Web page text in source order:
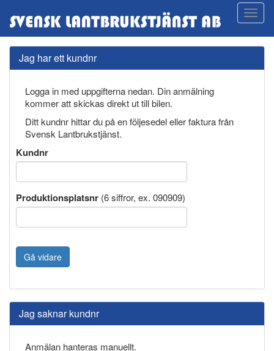
Jag har ett kundnr
Logga in med uppgifterna nedan. Din anmälning
kommer att skickas direkt ut till bilen.
Ditt kundnr hittar du på en följesedel eller faktura från
Svensk Lantbrukstjänst.
Kundnr
Produktionsplatsnr (6 siffror, ex. 090909)
Gå vidare
Jag saknar kundnr
Anmälan hanteras manuellt.